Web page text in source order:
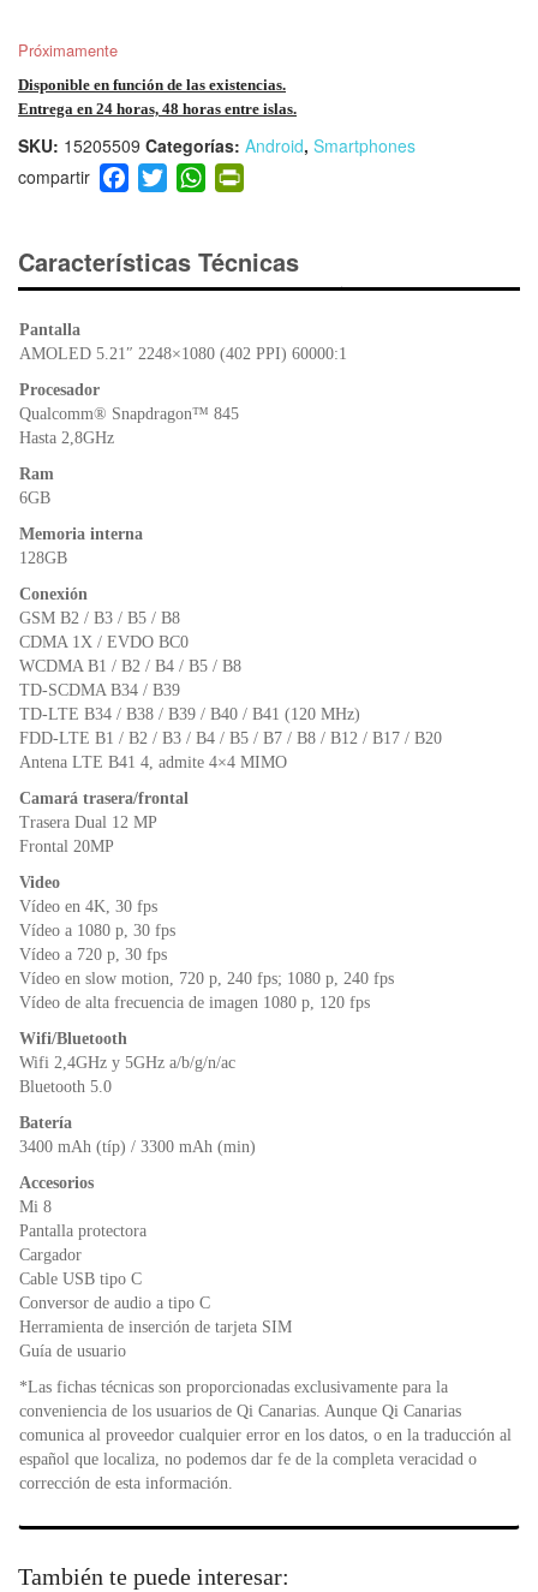
Próximamente
Disponible en función de las existencias.
Entrega en 24 horas, 48 horas entre islas.
SKU: 15205509 Categorías: Android, Smartphones
F
a
e
b
o
T
wi
er
W
h
s
A
p
ri
e
dl
Características Técnicas
Pantalla
AMOLED 5.21″ 2248×1080 (402 PPI) 60000:1
Procesador
Qualcomm® Snapdragon™ 845
Hasta 2,8GHz
Ram
6GB
Memoria interna
128GB
Conexión
GSM B2 / B3 / B5 / B8
CDMA 1X / EVDO BC0
WCDMA B1 / B2 / B4 / B5 / B8
TD-SCDMA B34 / B39
TD-LTE B34 / B38 / B39 / B40 / B41 (120 MHz)
FDD-LTE B1 / B2 / B3 / B4 / B5 / B7 / B8 / B12 / B17 / B20
Antena LTE B41 4, admite 4×4 MIMO
Camará trasera/frontal
Trasera Dual 12 MP
Frontal 20MP
Video
Vídeo en 4K, 30 fps
Vídeo a 1080 p, 30 fps
Vídeo a 720 p, 30 fps
Vídeo en slow motion, 720 p, 240 fps; 1080 p, 240 fps
Vídeo de alta frecuencia de imagen 1080 p, 120 fps
Wifi/Bluetooth
Wifi 2,4GHz y 5GHz a/b/g/n/ac
Bluetooth 5.0
Batería
3400 mAh (típ) / 3300 mAh (min)
Accesorios
Mi 8
Pantalla protectora
Cargador
Cable USB tipo C
Conversor de audio a tipo C
Herramienta de inserción de tarjeta SIM
Guía de usuario
*Las fichas técnicas son proporcionadas exclusivamente para la
conveniencia de los usuarios de Qi Canarias. Aunque Qi Canarias
comunica al proveedor cualquier error en los datos, o en la traducción al
español que localiza, no podemos dar fe de la completa veracidad o
corrección de esta información.
También te puede interesar: